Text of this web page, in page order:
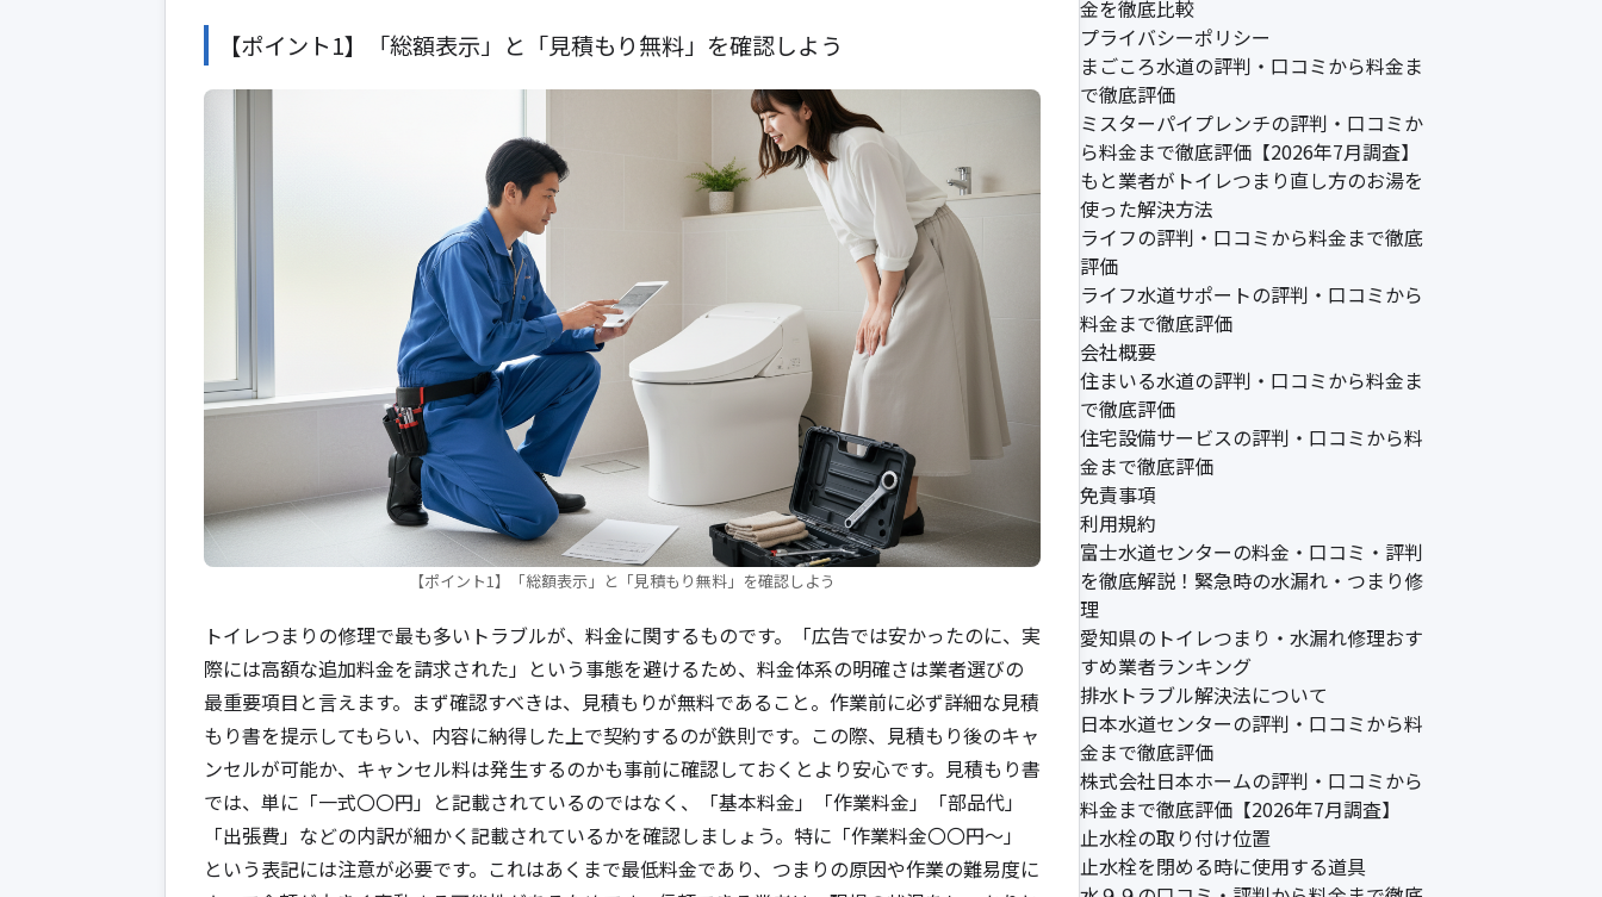
【ポイント1】「総額表示」と「見積もり無料」を確認しよう
【ポイント1】「総額表示」と「見積もり無料」を確認しよう
トイレつまりの修理で最も多いトラブルが、料金に関するものです。「広告では安かったのに、実
際には高額な追加料金を請求された」という事態を避けるため、料金体系の明確さは業者選びの
最重要項目と言えます。まず確認すべきは、見積もりが無料であること。作業前に必ず詳細な見積
もり書を提示してもらい、内容に納得した上で契約するのが鉄則です。この際、見積もり後のキャ
ンセルが可能か、キャンセル料は発生するのかも事前に確認しておくとより安心です。見積もり書
では、単に「一式〇〇円」と記載されているのではなく、「基本料金」「作業料金」「部品代」
「出張費」などの内訳が細かく記載されているかを確認しましょう。特に「作業料金〇〇円～」
という表記には注意が必要です。これはあくまで最低料金であり、つまりの原因や作業の難易度に
金を徹底比較
プライバシーポリシー
まごころ水道の評判・口コミから料金ま
で徹底評価
ミスターパイプレンチの評判・口コミか
ら料金まで徹底評価【2026年7月調査】
もと業者がトイレつまり直し方のお湯を
使った解決方法
ライフの評判・口コミから料金まで徹底
評価
ライフ水道サポートの評判・口コミから
料金まで徹底評価
会社概要
住まいる水道の評判・口コミから料金ま
で徹底評価
住宅設備サービスの評判・口コミから料
金まで徹底評価
免責事項
利用規約
富士水道センターの料金・口コミ・評判
を徹底解説！緊急時の水漏れ・つまり修
理
愛知県のトイレつまり・水漏れ修理おす
すめ業者ランキング
排水トラブル解決法について
日本水道センターの評判・口コミから料
金まで徹底評価
株式会社日本ホームの評判・口コミから
料金まで徹底評価【2026年7月調査】
止水栓の取り付け位置
止水栓を閉める時に使用する道具